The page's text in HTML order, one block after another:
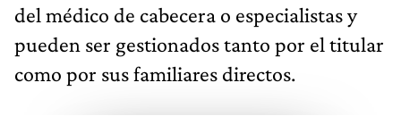
del médico de cabecera o especialistas y
pueden ser gestionados tanto por el titular
como por sus familiares directos.